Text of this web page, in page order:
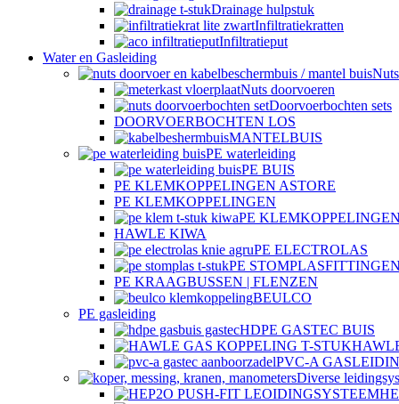
Drainage hulpstuk
Infiltratiekratten
Infiltratieput
Water en Gasleiding
Nuts
Nuts doorvoeren
Doorvoerbochten sets
DOORVOERBOCHTEN LOS
MANTELBUIS
PE waterleiding
PE BUIS
PE KLEMKOPPELINGEN ASTORE
PE KLEMKOPPELINGEN
PE
HAWLE KIWA
PE ELECTROLAS
PE
PE KRAAGBUSSEN | FLENZEN
BEULCO
PE gasleiding
HDPE GASTEC BUIS
PVC-A
Diverse